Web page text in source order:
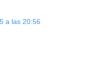
a las 20:56